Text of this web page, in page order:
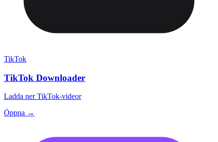
TikTok
TikTok Downloader
Ladda ner TikTok-videor
Öppna →